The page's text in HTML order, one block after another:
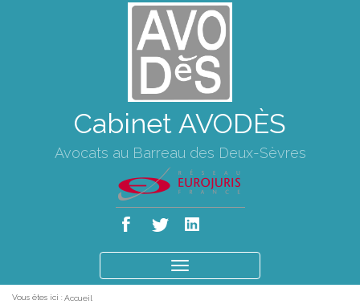
Cabinet AVODÈS
Avocats au Barreau des Deux-Sèvres
le
Vous êtes ici : Accueil